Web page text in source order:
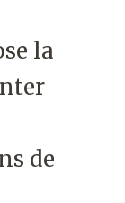
la
de